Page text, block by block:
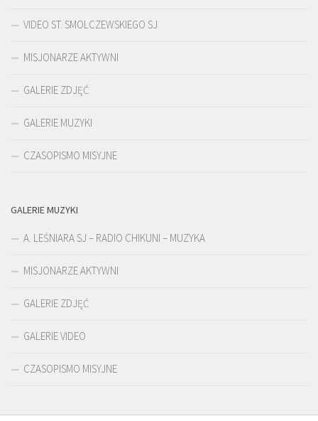
VIDEO ST. SMOLCZEWSKIEGO SJ
MISJONARZE AKTYWNI
GALERIE ZDJĘĆ
GALERIE MUZYKI
CZASOPISMO MISYJNE
GALERIE MUZYKI
A. LEŚNIARA SJ – RADIO CHIKUNI – MUZYKA
MISJONARZE AKTYWNI
GALERIE ZDJĘĆ
GALERIE VIDEO
CZASOPISMO MISYJNE